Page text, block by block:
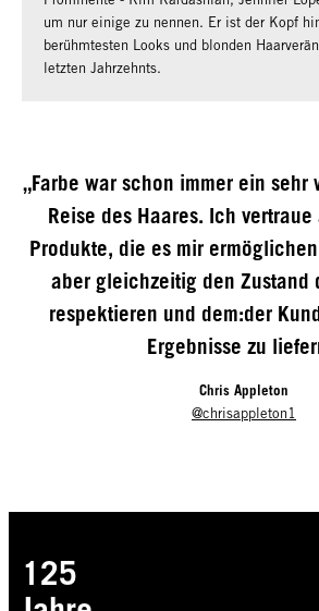
um nur einige zu nennen. Er ist der Kopf
berühmtesten Looks und blonden
letzten Jahrzehnts.
„Farbe war schon immer ein
Reise des Haares. Ich
Produkte, die es mir
aber gleichzeitig den Zustand
respektieren und dem:der
Ergebnisse zu
Chris Appleton
@chrisappleton1
125